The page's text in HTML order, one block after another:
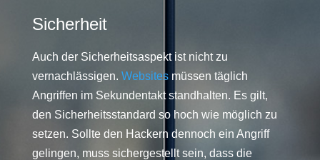
Sicherheit
Auch der Sicherheitsaspekt ist nicht zu
vernachlässigen. Websitesmüssen täglich
Angriffen im Sekundentakt standhalten. Es gilt,
den Sicherheitsstandard so hoch wie möglich zu
setzen. Sollte den Hackern dennoch ein Angriff
gelingen, muss sichergestellt sein, dass die